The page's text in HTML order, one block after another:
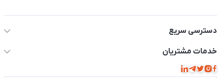
دسترسی سریع
حساب کاربری
مجله فروشگاه
خدمات مشتریان
قوانین و مقررات